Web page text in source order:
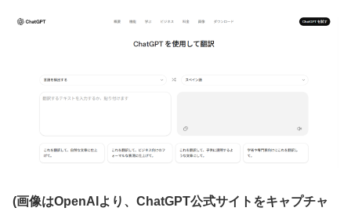
(画像はOpenAIより、ChatGPT公式サイトをキャプチャ